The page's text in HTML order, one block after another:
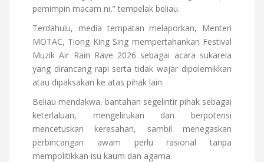
pemimpin macam ni,” tempelak beliau.
Terdahulu, media tempatan melaporkan, Menteri
MOTAC, Tiong King Sing mempertahankan Festival
Muzik Air Rain Rave 2026 sebagai acara sukarela
yang dirancang rapi serta tidak wajar dipolemikkan
atau dipaksakan ke atas pihak lain.
Beliau mendakwa, bantahan segelintir pihak sebagai
keterlaluan, mengelirukan dan berpotensi
mencetuskan keresahan, sambil menegaskan
perbincangan awam perlu rasional tanpa
mempolitikkan isu kaum dan agama.